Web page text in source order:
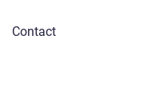
Contact